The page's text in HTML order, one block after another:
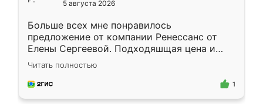
5 августа 2026
Больше всех мне понравилось
предложение от компании Ренессанс от
Елены Сергеевой. Подходяшщая цена и
короткие сроки изготовления. Приехавший
для замера сотрудник Владислав
предложил по моему эскизу самый
Читать полностью
1